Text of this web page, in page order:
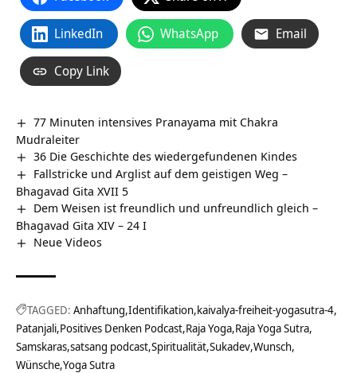
LinkedIn WhatsApp Email
Copy Link
77 Minuten intensives Pranayama mit Chakra
Mudraleiter
36 Die Geschichte des wiedergefundenen Kindes
Fallstricke und Arglist auf dem geistigen Weg –
Bhagavad Gita XVII 5
Dem Weisen ist freundlich und unfreundlich gleich –
Bhagavad Gita XIV – 24 I
Neue Videos
TAGGED: Anhaftung Identifikation kaivalya-freiheit-yogasutra-4
Patanjali Positives Denken Podcast Raja Yoga Raja Yoga Sutra
Samskaras satsang podcast Spiritualität Sukadev Wunsch
Wünsche Yoga Sutra